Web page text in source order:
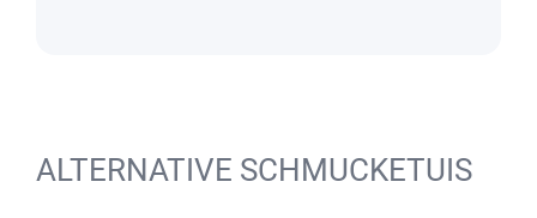
ALTERNATIVE SCHMUCKETUIS